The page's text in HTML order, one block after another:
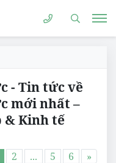
- Tin tức về
mới nhất –
& Kinh tế
2 ... 5 6 »